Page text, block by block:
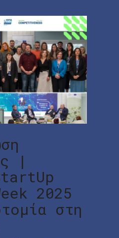
|
2025
στη